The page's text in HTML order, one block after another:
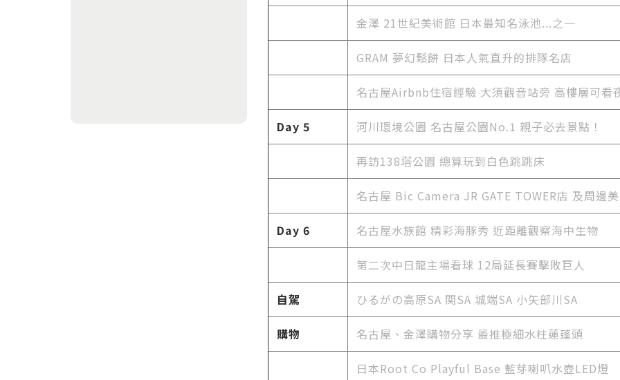
金澤 21世紀美術館 日本最知名泳池...之一
GRAM 夢幻鬆餅 日本人氣直升的排隊名店
名古屋Airbnb住宿經驗 大須觀音站旁 高樓層可看
Day 5 河川環境公園 名古屋公園No.1 親子必去景點！
再訪138塔公園 總算玩到白色跳跳床
名古屋 Bic Camera JR GATE TOWER店 及周邊
Day 6 名古屋水族館 精彩海豚秀 近距離觀察海中生物
第二次中日龍主場看球 12局延長賽擊敗巨人
自駕 ひるがの高原SA 関SA 城端SA 小矢部川SA
購物 名古屋、金澤購物分享 最推極細水柱蓮蓬頭
日本Root Co Playful Base 藍芽喇叭水壺LED燈